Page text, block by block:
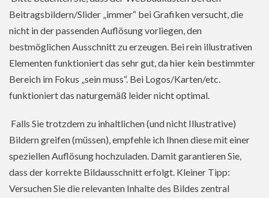
Beitragsbildern/Slider „immer“ bei Grafiken versucht, die
nicht in der passenden Auflösung vorliegen, den
bestmöglichen Ausschnitt zu erzeugen. Bei rein illustrativen
Elementen funktioniert das sehr gut, da hier kein bestimmter
Bereich im Fokus „sein muss“. Bei Logos/Karten/etc.
funktioniert das naturgemäß leider nicht optimal.
Falls Sie trotzdem zu inhaltlichen (und nicht Illustrative)
Bildern greifen (müssen), empfehle ich Ihnen diese mit einer
speziellen Auflösung hochzuladen. Damit garantieren Sie,
dass der korrekte Bildausschnitt erfolgt. Kleiner Tipp:
Versuchen Sie die relevanten Inhalte des Bildes zentral